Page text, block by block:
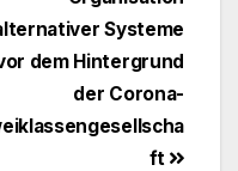
Systeme
dem Hintergrund
der Corona-
ft